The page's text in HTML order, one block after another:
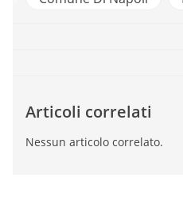
Articoli correlati
Nessun articolo correlato.